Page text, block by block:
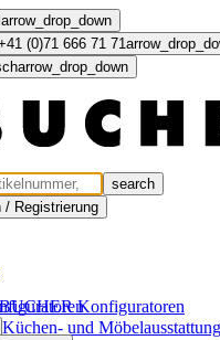
arrow_drop_down
(0)71 666 71 71
arrow_drop_down
search
/ Registrierung
BUCHER Konfiguratoren
Küchen- und